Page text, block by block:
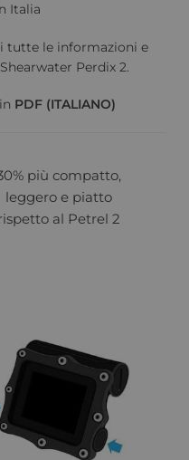
Italia
tutte le informazioni e
Perdix 2.
PDF (ITALIANO)
più compatto,
leggero e piatto
al Petrel 2